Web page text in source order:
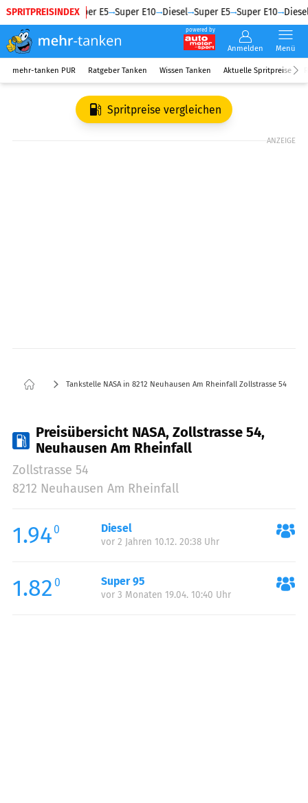
SPRITPREISINDEX
Diesel Super E5 Super E10 Diesel Super E5 Super E10 Diesel
powered by
Anmelden Menü
mehr-tanken PUR Ratgeber Tanken Wissen Tanken Aktuelle Spritpreise
Spritpreise vergleichen
ANZEIGE
Tankstelle NASA in 8212 Neuhausen Am Rheinfall Zollstrasse 54
Preisübersicht NASA, Zollstrasse 54,
Neuhausen Am Rheinfall
Zollstrasse 54
8212 Neuhausen Am Rheinfall
1.940 Diesel
vor 2 Jahren 10.12. 20:38 Uhr
1.82 0 Super 95
vor 3 Monaten 19.04. 10:40 Uhr